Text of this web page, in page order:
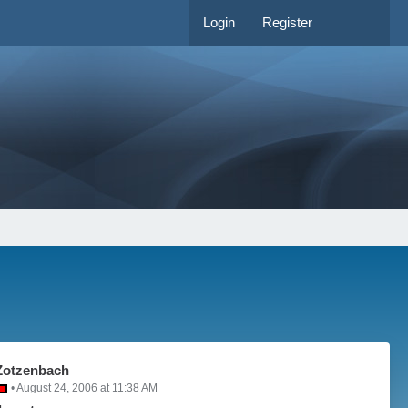
Login Register
August 24, 2006 at 11:38 AM